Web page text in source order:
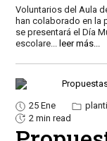
Voluntarios del Aula
han colaborado en la
se presentará el Día
escolare... leer más...
25 Ene
2 min read